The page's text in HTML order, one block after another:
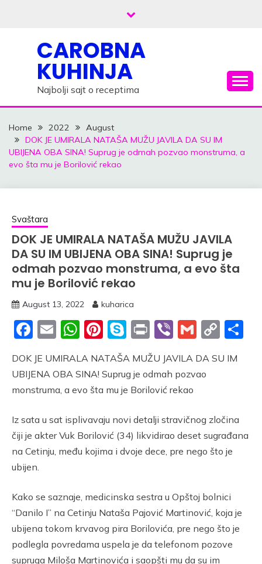
CAROBNA
KUHINJA
Najbolji sajt o receptima
Home 2022
August
DOK JE UMIRALA NATAŠA MUŽU JAVILA DA SU IM
UBIJENA OBA SINA! Suprug je odmah pozvao monstruma, a
evo šta mu je Borilović rekao
Svaštara
DOK JE UMIRALA NATAŠA MUŽU JAVILA
DA SU IM UBIJENA OBA SINA! Suprug je
odmah pozvao monstruma, a evo šta
mu je Borilović rekao
August 13, 2022 kuharica
Facebook
EmailWhatsApp
Pinterest
Skype
PrintViberGmail
DOK JE UMIRALA NATAŠA MUŽU JAVILA DA SU IM
UBIJENA OBA SINA! Suprug je odmah pozvao
monstruma, a evo šta mu je Borilović rekao
Iz sata u sat isplivavaju novi detalji stravičnog zločina
čiji je akter Vuk Borilović (34) likvidirao deset sugrađana
na Cetinju, među kojima i dvoje dece, pre nego što je
ubijen.
Kako se saznaje, medicinska sestra u Opštoj bolnici
“Danilo I” na Cetinju Nataša Pajović Martinović, koja je
ubijena tokom krvavog pira Borilovića, pre nego što je
podlegla povredama uspela je da telefonom pozove
supruga Miloša Martinovića i saopšti mu da su im